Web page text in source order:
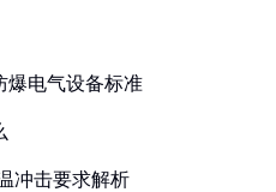
爆电气设备标准
冲击要求解析